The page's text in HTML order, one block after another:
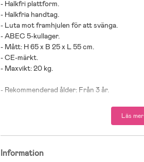
- Halkfri plattform.
- Halkfria handtag.
- Luta mot framhjulen för att svänga.
- ABEC 5-kullager.
- Mått: H 65 x B 25 x L 55 cm.
- CE-märkt.
- Maxvikt: 20 kg.
- Rekommenderad ålder: Från 3 år.
Läs mer
Information